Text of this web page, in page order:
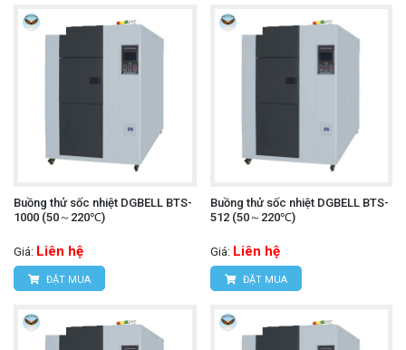
Buồng thử sốc nhiệt DGBELL BTS-
1000 (50～220℃)
Giá: Liên hệ
ĐẶT MUA
Buồng thử sốc nhiệt DGBELL BTS-
512 (50～220℃)
Giá: Liên hệ
ĐẶT MUA